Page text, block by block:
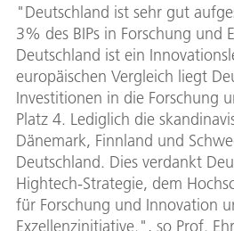
"Deutschland ist sehr gut
3% des BIPs in Forschung und
Deutschland ist ein
europäischen Vergleich liegt
Investitionen in die Forschung
Platz 4. Lediglich die
Dänemark, Finnland und
Deutschland. Dies verdankt
Hightech-Strategie, dem
für Forschung und Innovation
Exzellenzinitiative.", so Prof.